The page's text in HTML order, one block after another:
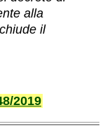
alla
il
2019